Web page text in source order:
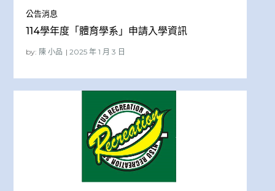
公告消息
114學年度「體育學系」申請入學資訊
by: 陳 小品